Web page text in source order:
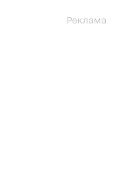
Реклама